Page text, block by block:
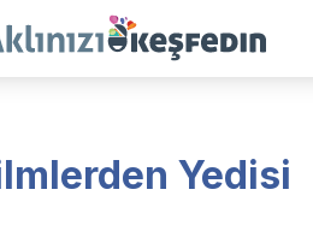
Yedisi